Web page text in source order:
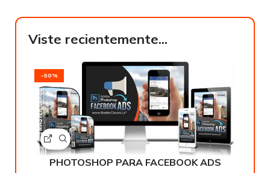
Viste recientemente...
-50%
PHOTOSHOP PARA FACEBOOK ADS